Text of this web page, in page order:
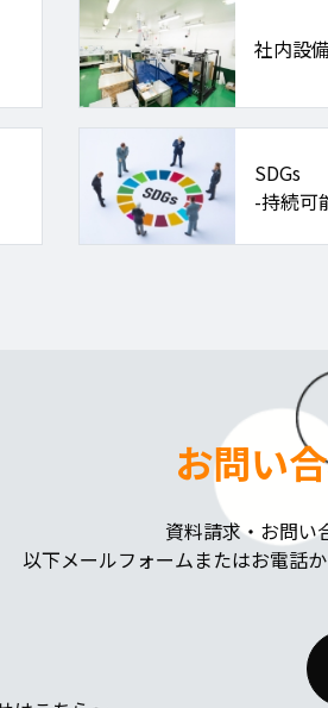
社内設
SDGs
-持続可
お問い
資料請求・お問い
以下メールフォームまたはお電話